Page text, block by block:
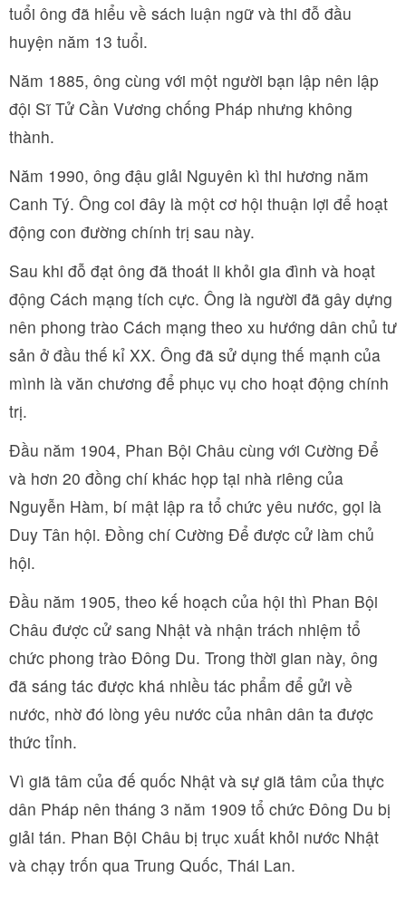
tuổi ông đã hiểu về sách luận ngữ và thi đỗ đầu
huyện năm 13 tuổi.
Năm 1885, ông cùng với một người bạn lập nên lập
đội Sĩ Tử Cần Vương chống Pháp nhưng không
thành.
Năm 1990, ông đậu giải Nguyên kì thi hương năm
Canh Tý. Ông coi đây là một cơ hội thuận lợi để hoạt
động con đường chính trị sau này.
Sau khi đỗ đạt ông đã thoát li khỏi gia đình và hoạt
động Cách mạng tích cực. Ông là người đã gây dựng
nên phong trào Cách mạng theo xu hướng dân chủ tư
sản ở đầu thế kỉ XX. Ông đã sử dụng thế mạnh của
mình là văn chương để phục vụ cho hoạt động chính
trị.
Đầu năm 1904, Phan Bội Châu cùng với Cường Để
và hơn 20 đồng chí khác họp tại nhà riêng của
Nguyễn Hàm, bí mật lập ra tổ chức yêu nước, gọi là
Duy Tân hội. Đồng chí Cường Để được cử làm chủ
hội.
Đầu năm 1905, theo kế hoạch của hội thì Phan Bội
Châu được cử sang Nhật và nhận trách nhiệm tổ
chức phong trào Đông Du. Trong thời gian này, ông
đã sáng tác được khá nhiều tác phẩm để gửi về
nước, nhờ đó lòng yêu nước của nhân dân ta được
thức tỉnh.
Vì giã tâm của đế quốc Nhật và sự giã tâm của thực
dân Pháp nên tháng 3 năm 1909 tổ chức Đông Du bị
giải tán. Phan Bội Châu bị trục xuất khỏi nước Nhật
và chạy trốn qua Trung Quốc, Thái Lan.